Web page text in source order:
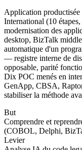
Application
International (10
modernisation des
desktop, BizTalk
automatique d'un
— registre interne de
opposable, parité
Dix POC menés en
GenApp, CBSA,
stabiliser la méthode
But
Comprendre et
(COBOL, Delphi,
Levier